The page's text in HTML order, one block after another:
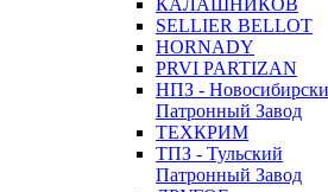
КАЛАШНИКОВ
SELLIER BELLOT
HORNADY
PRVI PARTIZAN
НПЗ -
Патронный Завод
ТЕХКРИМ
ТПЗ - Тульский
Патронный Завод